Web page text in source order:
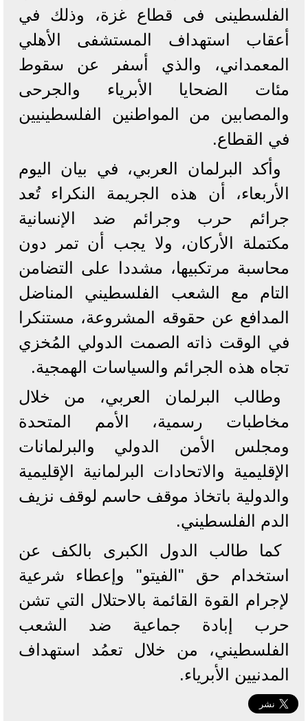
الفلسطينى فى قطاع غزة، وذلك في
أعقاب استهداف المستشفى الأهلي
المعمداني، والذي أسفر عن سقوط
مئات الضحايا الأبرياء والجرحى
والمصابين من المواطنين الفلسطينيين
في القطاع.
وأكد البرلمان العربي، في بيان اليوم
الأربعاء، أن هذه الجريمة النكراء تُعد
جرائم حرب وجرائم ضد الإنسانية
مكتملة الأركان، ولا يجب أن تمر دون
محاسبة مرتكبيها، مشددا على التضامن
التام مع الشعب الفلسطيني المناضل
المدافع عن حقوقه المشروعة، مستنكرا
في الوقت ذاته الصمت الدولي المُخزي
تجاه هذه الجرائم والسياسات الهمجية.
وطالب البرلمان العربي، من خلال
مخاطبات رسمية، الأمم المتحدة
ومجلس الأمن الدولي والبرلمانات
الإقليمية والاتحادات البرلمانية الإقليمية
والدولية باتخاذ موقف حاسم لوقف نزيف
الدم الفلسطيني.
كما طالب الدول الكبرى بالكف عن
استخدام حق "الفيتو" وإعطاء شرعية
لإجرام القوة القائمة بالاحتلال التي تشن
حرب إبادة جماعية ضد الشعب
الفلسطيني، من خلال تعمُد استهداف
المدنيين الأبرياء.